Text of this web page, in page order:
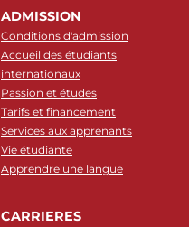
ADMISSION
Conditions d'admission
Accueil des étudiants
internationaux
Passion et études
Tarifs et financement
Services aux apprenants
Vie étudiante
Apprendre une langue
CARRIERES